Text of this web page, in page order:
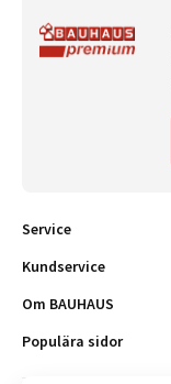
Service
Kundservice
Om BAUHAUS
Populära sidor